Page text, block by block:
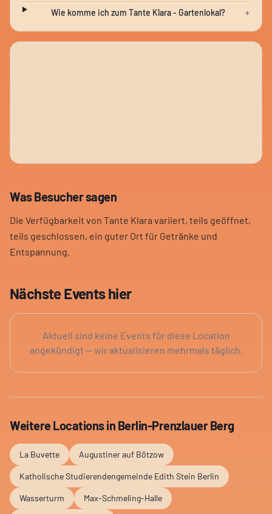
Wie komme ich zum Tante Klara - Gartenlokal? +
Was Besucher sagen
Die Verfügbarkeit von Tante Klara variiert, teils geöffnet,
teils geschlossen, ein guter Ort für Getränke und
Entspannung.
Nächste Events hier
Aktuell sind keine Events für diese Location
angekündigt — wir aktualisieren mehrmals täglich.
Weitere Locations in Berlin-Prenzlauer Berg
La Buvette Augustiner auf Bötzow
Katholische Studierendengemeinde Edith Stein Berlin
Wasserturm Max-Schmeling-Halle